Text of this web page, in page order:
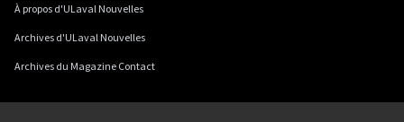
À propos d'ULaval Nouvelles
Archives d'ULaval Nouvelles
Archives du Magazine Contact